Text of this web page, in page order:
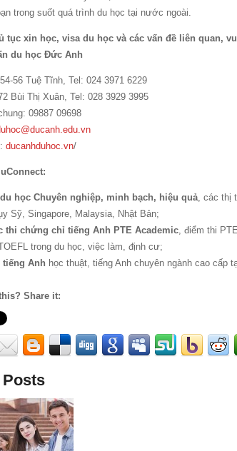
trong suốt quá trình du học tại nước ngoài.
tục xin học, visa du học và các vấn đề liên quan,
du học Đức Anh
56 Tuệ Tĩnh, Tel: 024 3971 6229
Bùi Thị Xuân, Tel: 028 3929 3995
09887 09698
ducanhduhoc.vn/
học Chuyên nghiệp, minh bạch, hiệu quả, các thị
Sỹ, Singapore, Malaysia, Nhật Bản;
thi chứng chỉ tiếng Anh PTE Academic, điểm thi
trong du học, việc làm, định cư;
tiếng Anh học thuật, tiếng Anh chuyên ngành cao cấp
Share it:
Posts